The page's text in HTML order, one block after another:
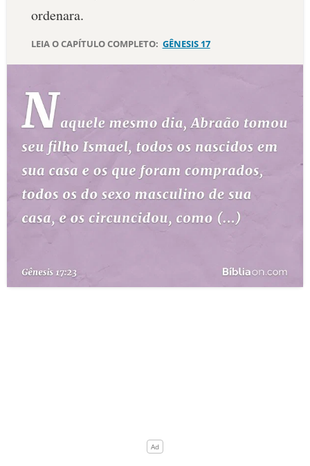
DEVOCIONAL DIÁRIO
ESTUDOS BÍBLICOS
ESBOÇOS DE PREGAÇÃO
PERGUNTE À BÍBLIA IA
QUEM SOMOS
ordenara.
LEIA O CAPÍTULO COMPLETO: GÊNESIS 17